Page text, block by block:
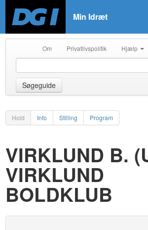
Min Idræt
Om Privatlivspolitik Hjælp
Søgeguide
Hold Info Stilling Program
VIRKLUND B.
VIRKLUND
BOLDKLUB